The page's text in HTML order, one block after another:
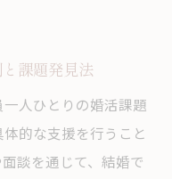
策とその実践法
直伝の婚活成功術
的な自己改革の方
課題発見法
人ひとりの婚活課題
的な支援を行うこと
談を通じて、結婚で